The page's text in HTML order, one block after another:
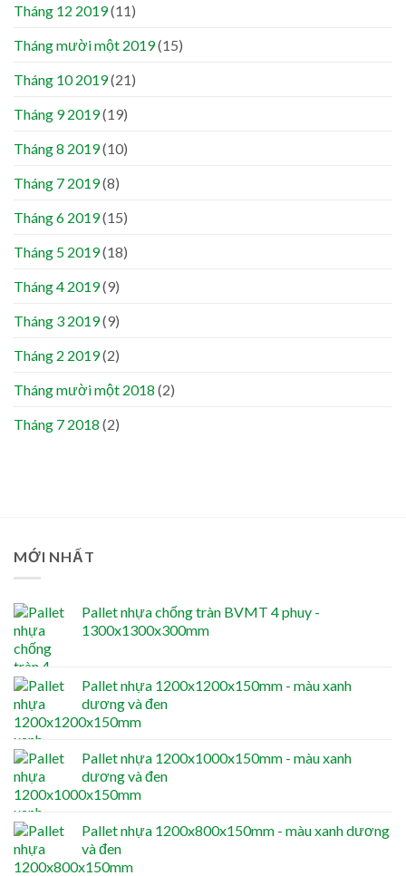
Tháng 12 2019(11)
Tháng mười một 2019(15)
Tháng 10 2019(21)
Tháng 9 2019(19)
Tháng 8 2019(10)
Tháng 7 2019(8)
Tháng 6 2019(15)
Tháng 5 2019(18)
Tháng 4 2019(9)
Tháng 3 2019(9)
Tháng 2 2019(2)
Tháng mười một 2018 (2)
Tháng 7 2018 (2)
MỚI NHẤT
Pallet nhựa chống tràn BVMT 4 phuy -
1300x1300x300mm
Pallet nhựa 1200x1200x150mm - màu xanh
dương và đen
Pallet nhựa 1200x1000x150mm - màu xanh
dương và đen
Pallet nhựa 1200x800x150mm - màu xanh dương
và đen